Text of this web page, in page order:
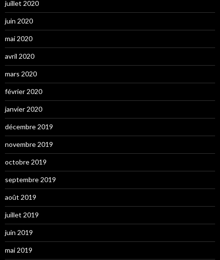
juillet 2020
juin 2020
mai 2020
avril 2020
mars 2020
février 2020
janvier 2020
décembre 2019
novembre 2019
octobre 2019
septembre 2019
août 2019
juillet 2019
juin 2019
mai 2019